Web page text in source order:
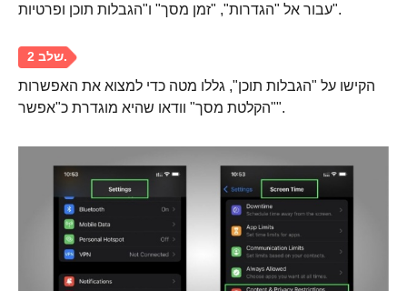
עבור אל "הגדרות", "זמן מסך" ו"הגבלות תוכן ופרטיות".
הקישו על "הגבלות תוכן", גללו מטה כדי למצוא את האפשרות
"הקלטת מסך" וודאו שהיא מוגדרת כ"אפשר".